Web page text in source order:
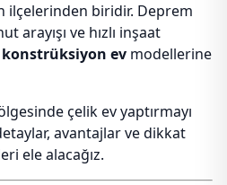
ilçelerinden biridir. Deprem
arayışı ve hızlı inşaat
ev modellerine
çelik ev yaptırmayı
avantajlar ve dikkat
ele alacağız.